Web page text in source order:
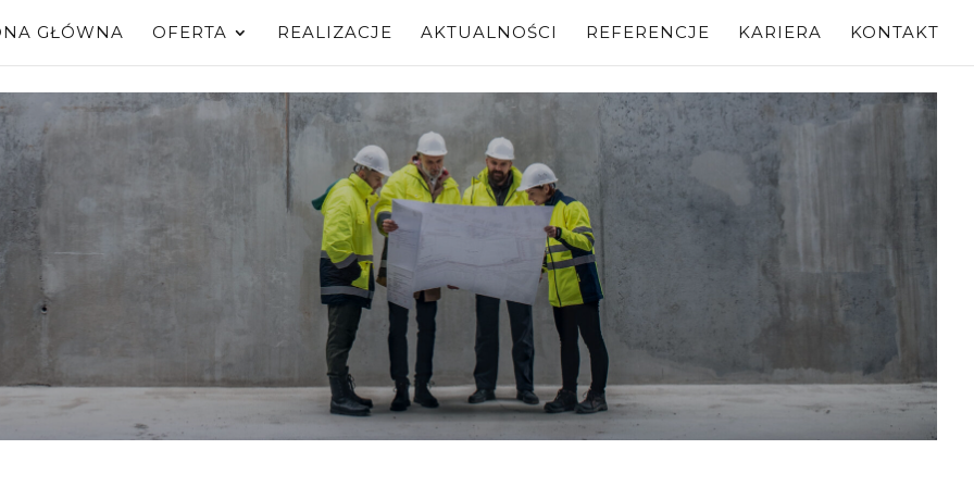
GŁÓWNA OFERTA REALIZACJE AKTUALNOŚCI REFERENCJE KARIERA KONTAKT